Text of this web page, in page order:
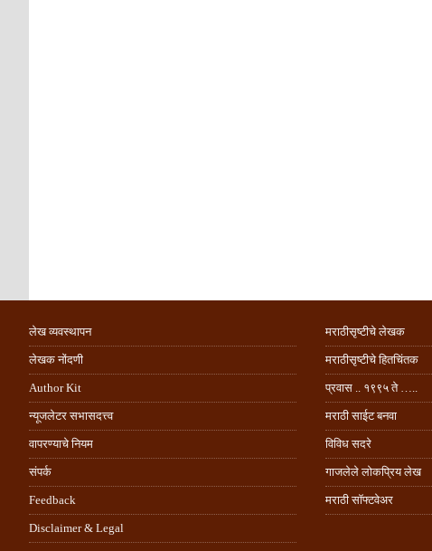
लेख व्यवस्थापन
लेखक नोंदणी
Author Kit
न्यूजलेटर सभासदत्त्व
वापरण्याचे नियम
संपर्क
Feedback
Disclaimer & Legal
मराठीसृष्टीचे लेखक
मराठीसृष्टीचे हितचिंतक
प्रवास .. १९९५ ते …..
मराठी साईट बनवा
विविध सदरे
गाजलेले लोकप्रिय लेख
मराठी सॉफ्टवेअर